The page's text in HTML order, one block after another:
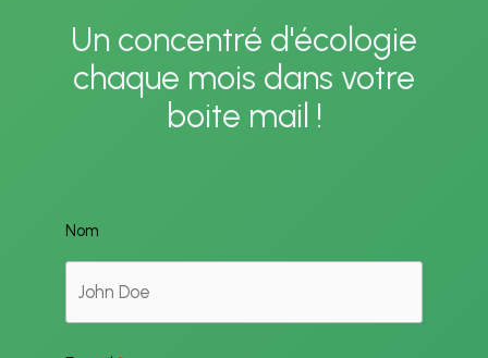
Un concentré d'écologie
chaque mois dans votre
boite mail !
Nom